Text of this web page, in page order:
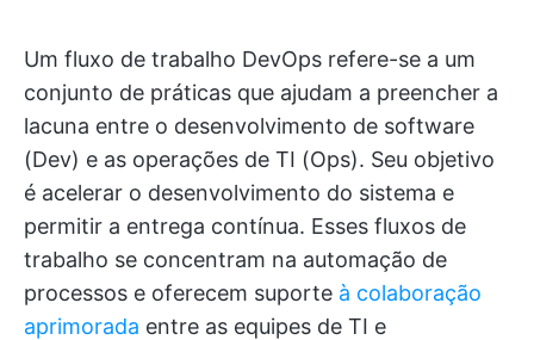
Um fluxo de trabalho DevOps refere-se a um
conjunto de práticas que ajudam a preencher a
lacuna entre o desenvolvimento de software
(Dev) e as operações de TI (Ops). Seu objetivo
é acelerar o desenvolvimento do sistema e
permitir a entrega contínua. Esses fluxos de
trabalho se concentram na automação de
processos e oferecem suporte à colaboração
aprimorada entre as equipes de TI e